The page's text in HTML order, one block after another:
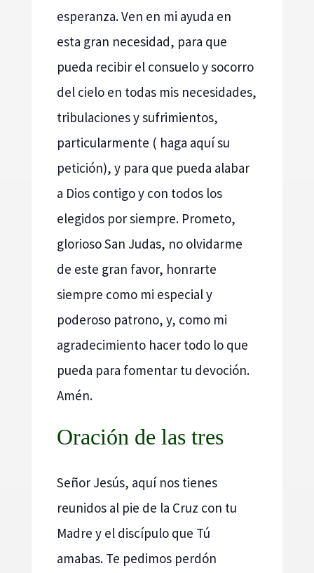
esperanza. Ven en mi ayuda en
esta gran necesidad, para que
pueda recibir el consuelo y socorro
del cielo en todas mis necesidades,
tribulaciones y sufrimientos,
particularmente ( haga aquí su
petición), y para que pueda alabar
a Dios contigo y con todos los
elegidos por siempre. Prometo,
glorioso San Judas, no olvidarme
de este gran favor, honrarte
siempre como mi especial y
poderoso patrono, y, como mi
agradecimiento hacer todo lo que
pueda para fomentar tu devoción.
Amén.
Oración de las tres
Señor Jesús, aquí nos tienes
reunidos al pie de la Cruz con tu
Madre y el discípulo que Tú
amabas. Te pedimos perdón